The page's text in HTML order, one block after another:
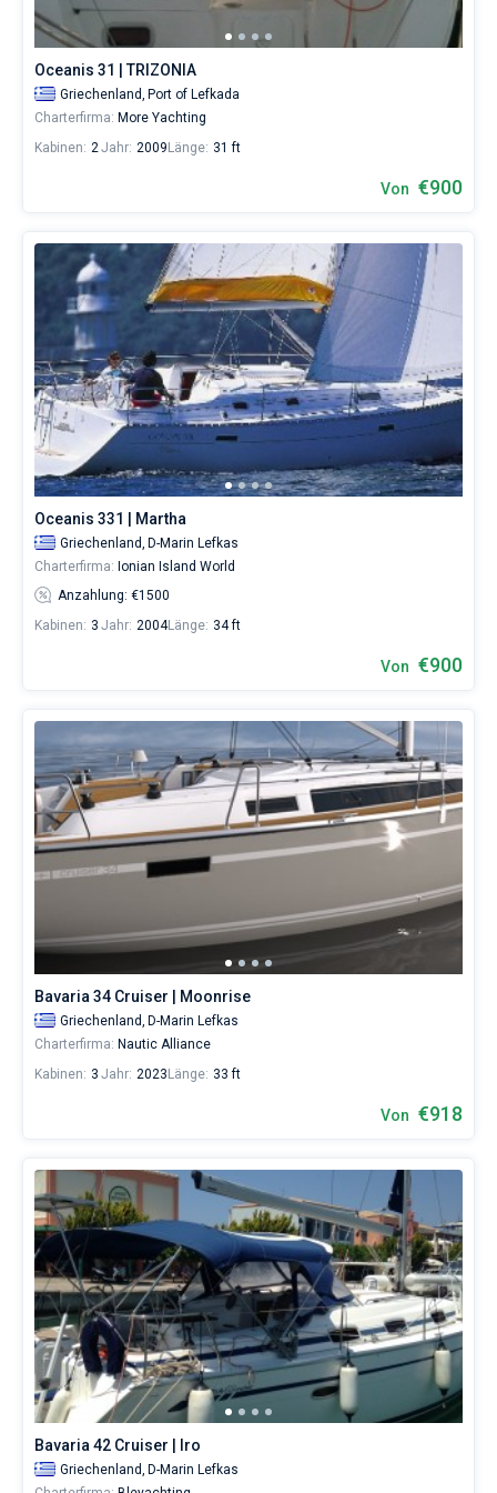
selbst
verwalten.
Sailica-
Katalog
der
Yachten
Angebote
Lefkada
für
Liebhaber
eines
erholsamen
Urlaubs
als
auch
für
Segler,
die
sich
ihr
ohne
Marin
Lefkas,
Port
Lefkada,
Nikiana
Vliho
Yacht
Club.
Oceanis 31 | TRIZONIA
Griechenland, Port of Lefkada
Charterfirma: More Yachting
Kabinen: 2Jahr: 2009 Länge: 31 ft
Von €900
Oceanis 331 | Martha
Griechenland, D-Marin Lefkas
Charterfirma: Ionian Island World
Anzahlung: €1500
Kabinen: 3 Jahr: 2004Länge: 34 ft
Von €900
Bavaria 34 Cruiser | Moonrise
Griechenland, D-Marin Lefkas
Charterfirma: Nautic Alliance
Kabinen: 3 Jahr: 2023 Länge: 33 ft
Von €918
Bavaria 42 Cruiser | Iro
Griechenland, D-Marin Lefkas